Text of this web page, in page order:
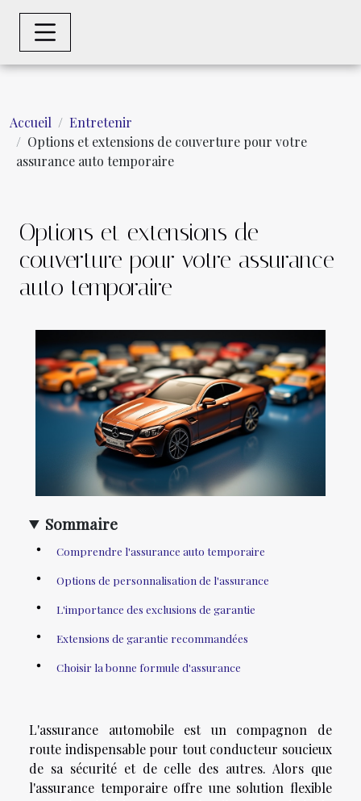
Accueil
Entretenir
Options et extensions de couverture pour votre
assurance auto temporaire
Options et extensions de
couverture pour votre assurance
auto temporaire
Sommaire
Comprendre l'assurance auto temporaire
Options de personnalisation de l'assurance
L'importance des exclusions de garantie
Extensions de garantie recommandées
Choisir la bonne formule d'assurance
L'assurance automobile est un compagnon de
route indispensable pour tout conducteur soucieux
de sa sécurité et de celle des autres. Alors que
l'assurance temporaire offre une solution flexible